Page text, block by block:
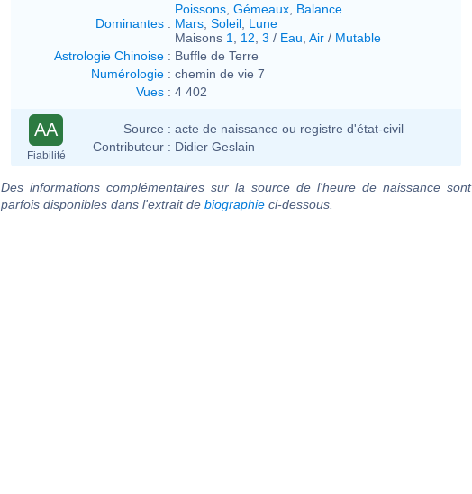
Dominantes :
Poissons Gémeaux Balance
Mars Soleil Lune
Maisons 1 12 3 / Eau Air / Mutable
Astrologie Chinoise : Buffle de Terre
Numérologie : chemin de vie 7
Vues : 4 402
AA
Fiabilité
Source : acte de naissance ou registre d'état-civil
Contributeur : Didier Geslain
Des informations complémentaires sur la source de l'heure de naissance sont
parfois disponibles dans l'extrait de biographie ci-dessous.